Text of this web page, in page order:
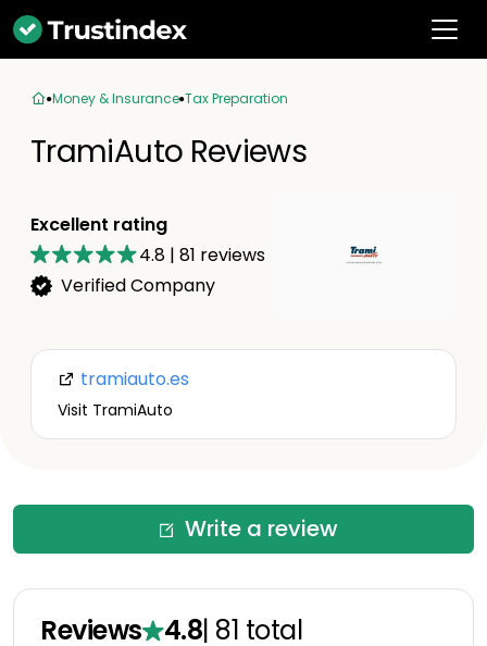
Money & Insurance Tax Preparation
TramiAuto Reviews
Excellent rating
4.8 | 81 reviews
Verified Company
tramiauto.es
Visit TramiAuto
Write a review
Reviews 4.8| 81 total